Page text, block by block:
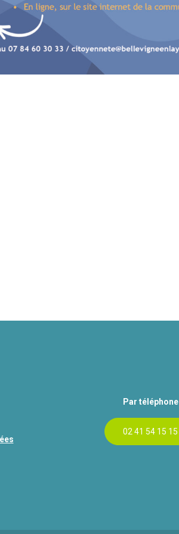
Par téléphone
02 41 54 15 15